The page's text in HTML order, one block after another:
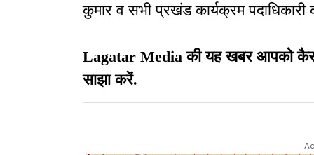
कुमार व सभी प्रखंड कार्यक्रम पदाधिकारी
Lagatar Media की यह खबर आपको
साझा करें.